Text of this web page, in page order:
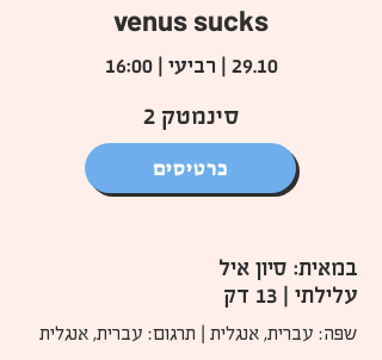
venus sucks
29.10 | רביעי | 16:00
סינמטק 2
כרטיסים
במאית: סיון איל
עלילתי | 13 דק
שפה: עברית, אנגלית | תרגום: עברית, אנגלית